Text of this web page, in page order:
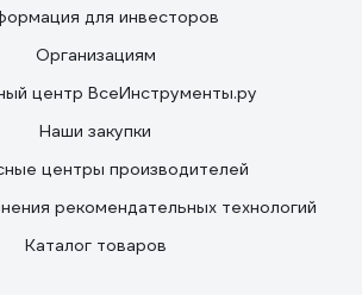
для инвесторов
Организациям
центр ВсеИнструменты.ру
Наши закупки
центры производителей
рекомендательных технологий
Каталог товаров